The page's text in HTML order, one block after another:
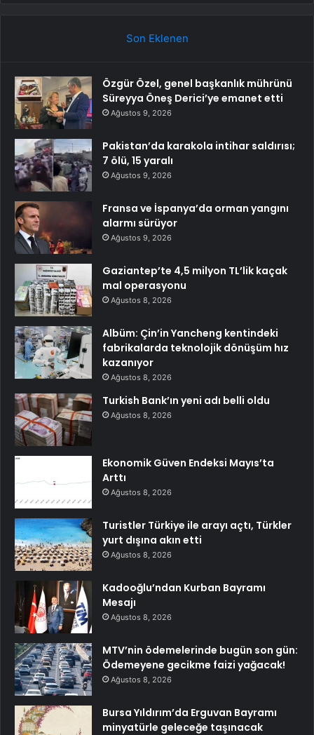
Son Eklenen
Özgür Özel, genel başkanlık mührünü
Süreyya Öneş Derici’ye emanet etti
Ağustos 9, 2026
Pakistan’da karakola intihar saldırısı;
7 ölü, 15 yaralı
Ağustos 9, 2026
Fransa ve İspanya’da orman yangını
alarmı sürüyor
Ağustos 9, 2026
Gaziantep’te 4,5 milyon TL’lik kaçak
mal operasyonu
Ağustos 8, 2026
Albüm: Çin’in Yancheng kentindeki
fabrikalarda teknolojik dönüşüm hız
kazanıyor
Ağustos 8, 2026
Turkish Bank’ın yeni adı belli oldu
Ağustos 8, 2026
Ekonomik Güven Endeksi Mayıs’ta
Arttı
Ağustos 8, 2026
Turistler Türkiye ile arayı açtı, Türkler
yurt dışına akın etti
Ağustos 8, 2026
Kadooğlu’ndan Kurban Bayramı
Mesajı
Ağustos 8, 2026
MTV’nin ödemelerinde bugün son gün:
Ödemeyene gecikme faizi yağacak!
Ağustos 8, 2026
Bursa Yıldırım’da Erguvan Bayramı
minyatürle geleceğe taşınacak